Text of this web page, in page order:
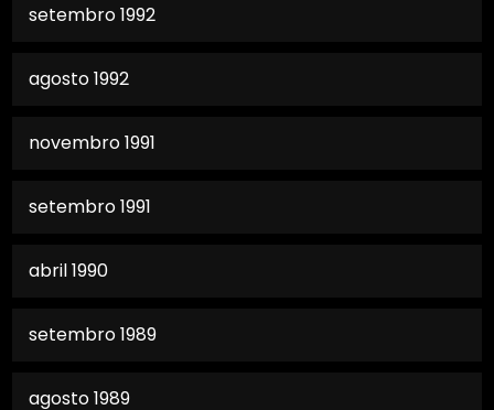
setembro 1992
agosto 1992
novembro 1991
setembro 1991
abril 1990
setembro 1989
agosto 1989